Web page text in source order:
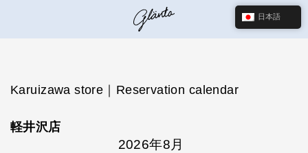
Karuizawa store｜Reservation calendar
軽井沢店
2026年8月
日本語